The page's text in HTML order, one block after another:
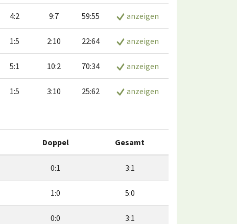
4:2 9:7 59:55 anzeigen
1:5 2:10 22:64 anzeigen
5:1 10:2 70:34 anzeigen
1:5 3:10 25:62 anzeigen
Doppel Gesamt
0:1 3:1
1:0 5:0
0:0 3:1